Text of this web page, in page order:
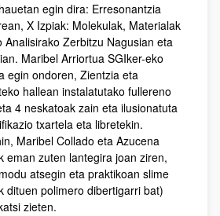
egin dira: Erresonantzia
X Izpiak: Molekulak, Materialak
Analisirako Zerbitzu Nagusian eta
Maribel Arriortua SGIker-eko
egin ondoren, Zientzia eta
hallean instalatutako fullereno
4 neskatoak zain eta ilusionatuta
txartela eta libretekin.
Maribel Collado eta Azucena
eman zuten lantegira joan ziren,
atsegin eta praktikoan slime
dituen polimero dibertigarri bat)
zieten.